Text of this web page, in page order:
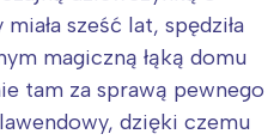
sześć lat, spędziła
magiczną łąką domu
tam za sprawą pewnego
dzięki czemu